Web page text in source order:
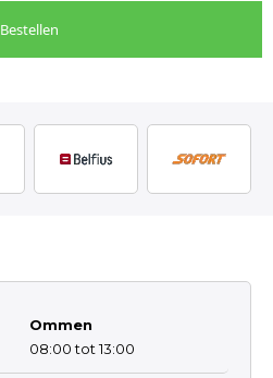
Bestellen
Ommen
08:00 tot 13:00